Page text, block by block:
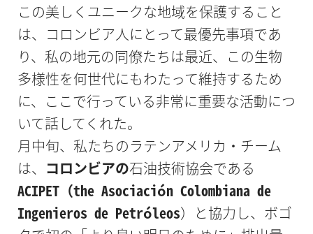
この美しくユニークな地域を保護すること
は、コロンビア人にとって最優先事項であ
り、私の地元の同僚たちは最近、この生物
多様性を何世代にもわたって維持するため
に、ここで行っている非常に重要な活動につ
いて話してくれた。
月中旬、私たちのラテンアメリカ・チーム
は、 コロンビアの石油技術協会である
ACIPET（the Asociación Colombiana de
Ingenieros de Petróleos）と協力し、ボゴ